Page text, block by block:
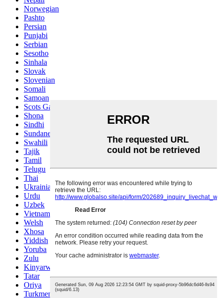
Norwegian
Pashto
Persian
Punjabi
Serbian
Sesotho
Sinhala
Slovak
Slovenian
Somali
Samoan
Scots Gaelic
Shona
Sindhi
Sundanese
Swahili
Tajik
Tamil
Telugu
Thai
Ukrainian
Urdu
Uzbek
Vietnamese
Welsh
Xhosa
Yiddish
Yoruba
Zulu
Kinyarwanda
Tatar
Oriya
Turkmen